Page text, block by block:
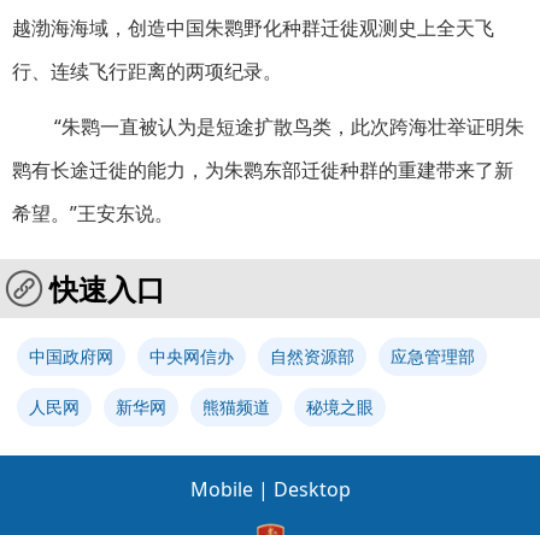
越渤海海域，创造中国朱鹮野化种群迁徙观测史上全天飞
行、连续飞行距离的两项纪录。
“朱鹮一直被认为是短途扩散鸟类，此次跨海壮举证明朱
鹮有长途迁徙的能力，为朱鹮东部迁徙种群的重建带来了新
希望。”王安东说。
快速入口
中国政府网 中央网信办 自然资源部 应急管理部
人民网 新华网 熊猫频道 秘境之眼
Mobile | Desktop